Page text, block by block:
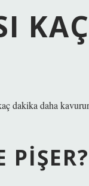
KAÇ
dakika daha
PIŞER?